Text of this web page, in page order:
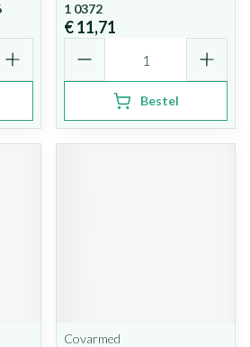
1 0372
€ 11,71
Bestel
Covarmed